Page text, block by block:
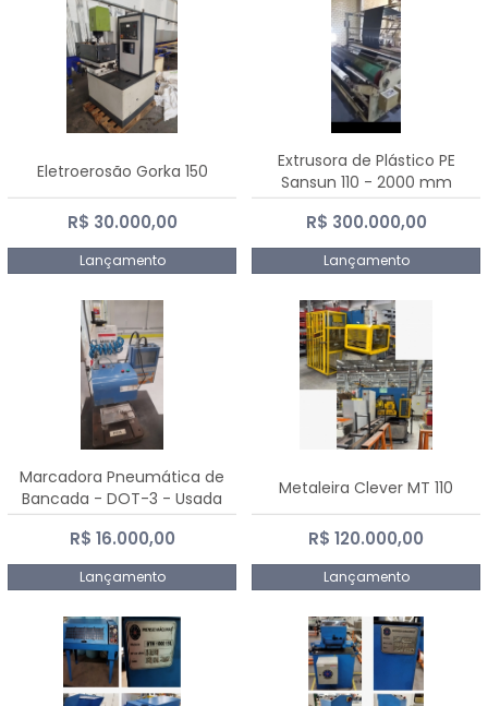
Eletroerosão Gorka 150
R$ 30.000,00
Lançamento
Extrusora de Plástico PE
Sansun 110 - 2000 mm
R$ 300.000,00
Lançamento
Marcadora Pneumática de
Bancada - DOT-3 - Usada
R$ 16.000,00
Lançamento
Metaleira Clever MT 110
R$ 120.000,00
Lançamento